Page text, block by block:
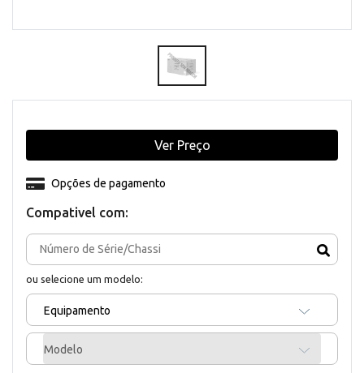
Compativel com:
ou selecione um modelo:
Equipamento
Modelo
Opções de pagamento
Ver Preço